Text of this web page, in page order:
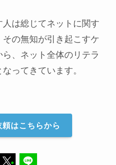
は総じてネットに関す
の無知が引き起こすケ
、ネット全体のリテラ
ってきています。
はこちらから